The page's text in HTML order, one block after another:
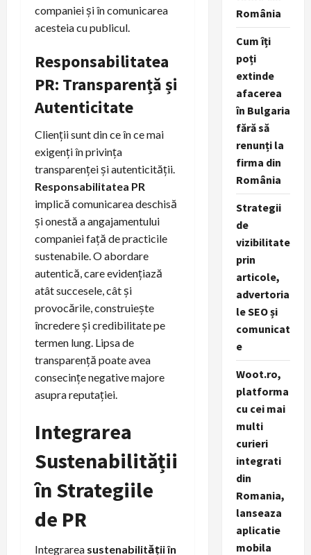
companiei și în comunicarea
acesteia cu publicul.
Responsabilitatea
PR: Transparență și
Autenticitate
Clienții sunt din ce în ce mai
exigenți în privința
transparenței și autenticității.
Responsabilitatea PR
implică comunicarea deschisă
și onestă a angajamentului
companiei față de practicile
sustenabile. O abordare
autentică, care evidențiază
atât succesele, cât și
provocările, construiește
încredere și credibilitate pe
termen lung. Lipsa de
transparență poate avea
consecințe negative majore
asupra reputației.
Integrarea
Sustenabilității
în Strategiile
de PR
Integrarea sustenabilității în
România
Cum îți
poți
extinde
afacerea
în Bulgaria
fără să
renunți la
firma din
România
Strategii
de
vizibilitate
prin
articole,
advertoria
le SEO și
comunicat
e
Woot.ro,
platforma
cu cei mai
multi
curieri
integrati
din
Romania,
lanseaza
aplicatie
mobila